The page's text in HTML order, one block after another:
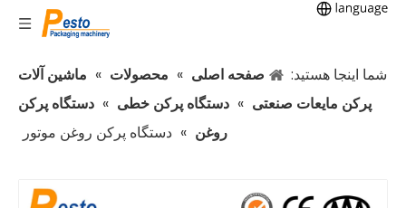
شما اینجا هستید: صفحه اصلی » محصولات » ماشین آلات
پرکن مایعات صنعتی » دستگاه پرکن خطی » دستگاه پرکن
روغن » دستگاه پرکن روغن موتور